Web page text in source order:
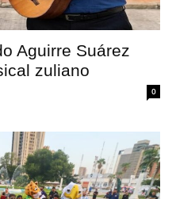
Aguirre Suárez
zuliano
0